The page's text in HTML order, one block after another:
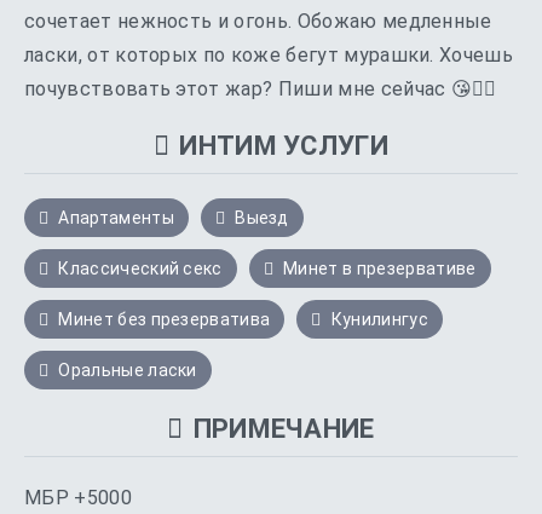
сочетает нежность и огонь. Обожаю медленные
ласки, от которых по коже бегут мурашки. Хочешь
почувствовать этот жар? Пиши мне сейчас 😘❤️‍🔥
ИНТИМ УСЛУГИ
Апартаменты Выезд
Классический секс Минет в презервативе
Минет без презерватива Кунилингус
Оральные ласки
ПРИМЕЧАНИЕ
МБР +5000